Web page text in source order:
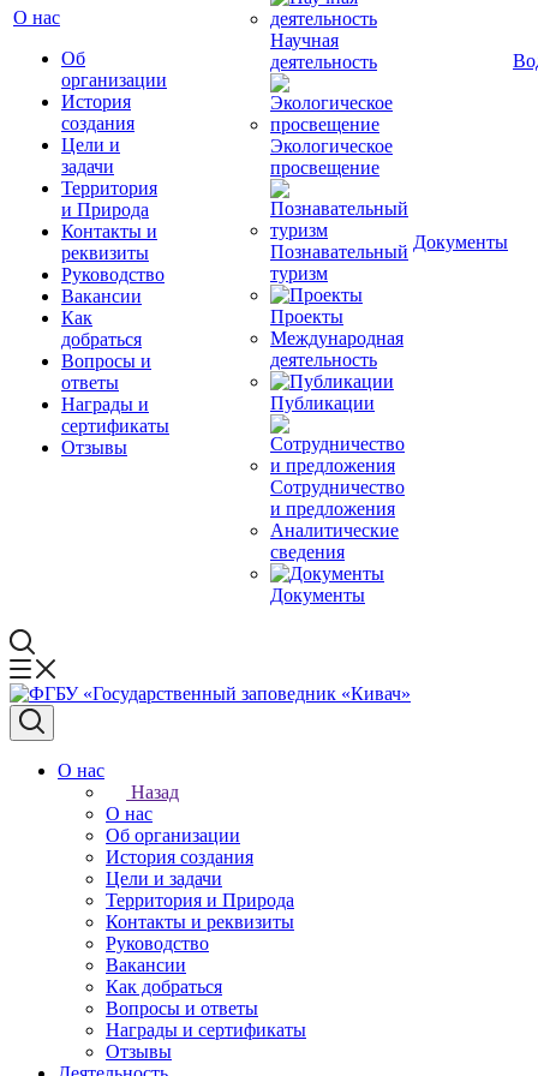
О нас
Об
организации
История
создания
Цели и
задачи
Территория
и Природа
Контакты и
реквизиты
Руководство
Вакансии
Как
добраться
Вопросы и
ответы
Награды и
сертификаты
Отзывы
Научная
деятельность
Экологическое
просвещение
Познавательный
туризм
Проекты
Международная
деятельность
Публикации
Сотрудничество
и предложения
Аналитические
сведения
Документы
Документы
О нас
Назад
О нас
Об организации
История создания
Цели и задачи
Территория и Природа
Контакты и реквизиты
Руководство
Вакансии
Как добраться
Вопросы и ответы
Награды и сертификаты
Отзывы